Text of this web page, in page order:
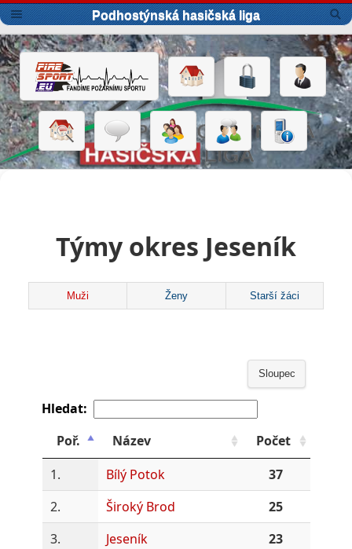
Podhostýnská hasičská liga
Týmy okres Jeseník
Muži Ženy Starší žáci
Sloupec
Hledat:
Poř.
Název
Počet
1.
Bílý Potok
37
2.
Široký Brod
25
3.
Jeseník
23